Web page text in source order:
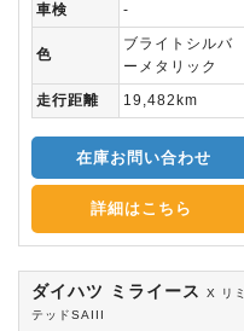
車検
-
色
ブライトシルバ
ーメタリック
走行距離
19,482km
在庫お問い合わせ
詳細はこちら
ダイハツ ミライース
X リミ
テッドSAIII